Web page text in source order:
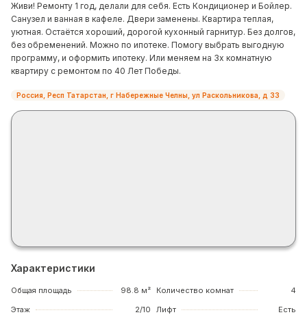
Живи! Ремонту 1 год, делали для себя. Есть Кондиционер и Бойлер.
Санузел и ванная в кафеле. Двери заменены. Квартира теплая,
уютная. Остаётся хороший, дорогой кухонный гарнитур. Без долгов,
без обременений. Можно по ипотеке. Помогу выбрать выгодную
программу, и оформить ипотеку. Или меняем на 3х комнатную
квартиру с ремонтом по 40 Лет Победы.
Россия, Респ Татарстан, г Набережные Челны, ул Раскольникова, д 33
Характеристики
Общая площадь
98.8 м²
Этаж
2/10
Количество комнат
4
Лифт
Есть